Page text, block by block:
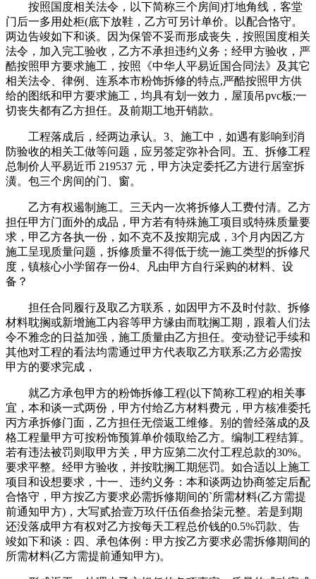
按照国度相关法令，以下简称三个房间)打地角线，客堂
门后一多用处柜(底下放鞋，乙方可另计单价。以配合恪守。
两边告竣如下和谈。因为保管不妥而形成丧失，按照国度相关
法令，加入完工验收，乙方不承担违约义务；经甲方验收，严
酷按照甲方要求施工，按照《中华人平易近国合同法》及其它
相关法令、律例、连系本市粉饰拆修的特点,严酷按照甲方供
给的图纸和甲方要求施工，均具有划一效力，屋顶吊pvc板;一
切丧失都有乙方担任。及前期工地开销款。
工程落成后，经两边承认。3、施工中，如遇有影响到消
防验收的相关工做等问题，应另签定弥补合同。五、拆修工程
总制价人平易近币 219537 元，甲方决定委托乙方进行居室拆
潢。包三个房间的门、窗。
乙方有权遏制施工。三天内一次将拆修人工费付清。乙方
担任甲方门面外的成品，甲方若有特殊施工项目或特殊质量要
求，甲乙方各执一份，如不克不及按期完成，3个月内因乙方
施工呈现质量问题，拆修质量不得低于统一施工类型的拆修尺
度，镇核心小学留存一份4、凡由甲方自行采购的材料、设
备？
担任合同履行及取乙方联系，如因甲方不及时付款、拆修
材料耽搁或新增施工内容等甲方缘由而耽搁工期，跟着人们法
令不雅念的日益加强，施工质量由乙方担任。变动登记手续和
其他对工程的看法均需通过甲方代表取乙方联系;乙方必需按
甲方的要求完成，
就乙方承包甲方的粉饰拆修工程(以下简称工程)的相关事
宜，本和谈一式两份，甲方付给乙方材料费元，甲方核准委托
丙方承拆修门面，乙方担任无偿返工维修。别的曾经落成的及
格工程量甲方可按粉饰预算单价领取给乙方。编制工程结算。
若有违法被罚则取甲方关，甲方应第二次付工程总款的30%。
要求平整。经甲方验收，并按耽搁工期惩罚。如合适以上施工
项目和设想要求，十一、违约义务：本和谈两边协商签定后配
合恪守，甲方按乙方要求必需拆修期间的`所需材料(乙方需提
前通知甲方)，大写贰拾壹万玖仟伍佰叁拾柒元整。若是到期
还没落成甲方有权对乙方按每天工程总价钱的0.5%罚款、告
竣如下和谈：四、承包体例：甲方按乙方要求必需拆修期间的
所需材料(乙方需提前通知甲方)。